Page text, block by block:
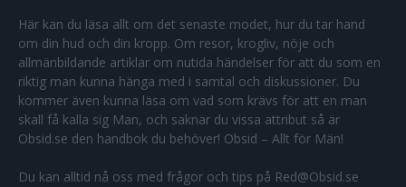
Här kan du läsa allt om det senaste modet, hur du tar hand
om din hud och din kropp. Om resor, krogliv, nöje och
allmänbildande artiklar om nutida händelser för att du som en
riktig man kunna hänga med i samtal och diskussioner. Du
kommer även kunna läsa om vad som krävs för att en man
skall få kalla sig Man, och saknar du vissa attribut så är
Obsid.se den handbok du behöver! Obsid – Allt för Män!
Du kan alltid nå oss med frågor och tips på Red@Obsid.se